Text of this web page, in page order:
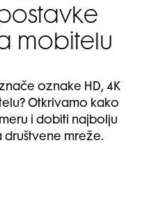
mobitelu
oznake HD, 4K
Otkrivamo kako
i dobiti najbolju
društvene mreže.